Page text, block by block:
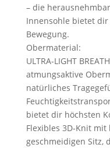
– die
Innensohle bietet
Bewegung.
Obermaterial:
ULTRA-LIGHT
atmungsaktive
natürliches
bietet dir höchsten
Flexibles 3D-Knit
geschmeidigen Sitz,